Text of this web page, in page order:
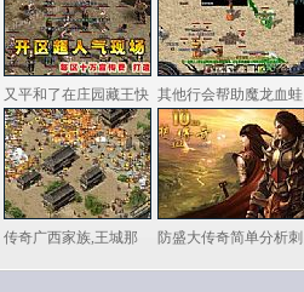
又平和了在庄园藏王快 其他行会帮助魔龙血蛙
传奇广西家族,王城那 防盛大传奇简单分析刺